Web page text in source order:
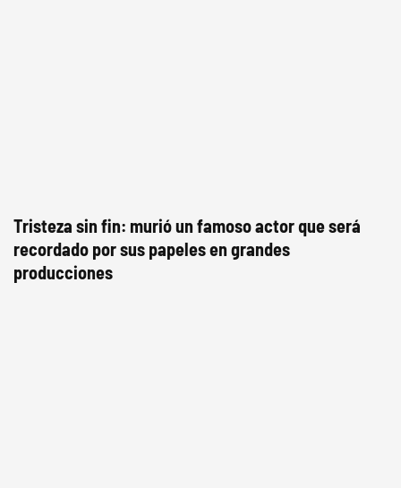
Tristeza sin fin: murió un famoso actor que será
recordado por sus papeles en grandes
producciones